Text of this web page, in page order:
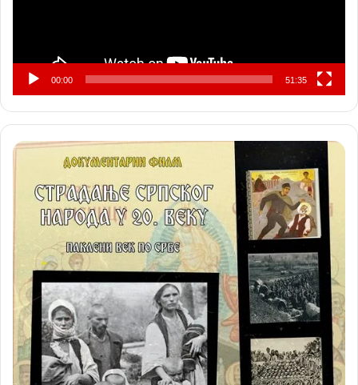
00:00 51:35